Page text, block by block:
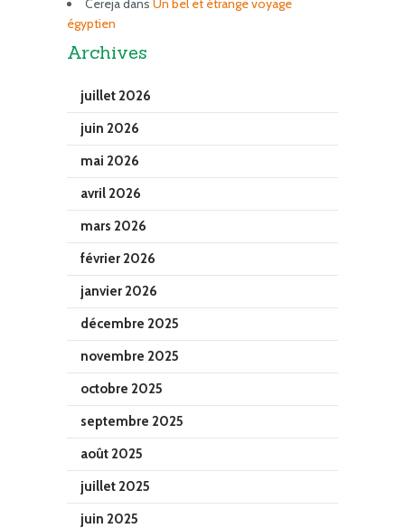
Cerejadans Un bel et étrange voyage
égyptien
Archives
juillet 2026
juin 2026
mai 2026
avril 2026
mars 2026
février 2026
janvier 2026
décembre 2025
novembre 2025
octobre 2025
septembre 2025
août 2025
juillet 2025
juin 2025